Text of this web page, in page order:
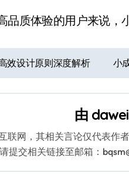
质体验的用户来说，
效设计原则深度解析 小
由 dawei
联网，其相关言论仅代表
提交相关链接至邮箱：